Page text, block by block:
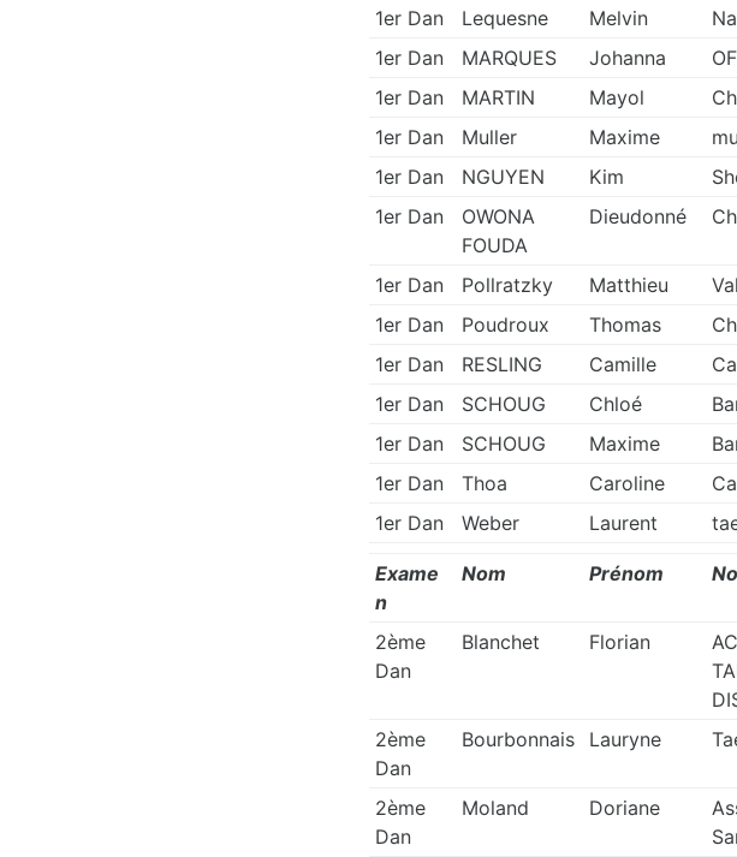
1er Dan
Lequesne Melvin
1er Dan
MARQUES Johanna
1er Dan
MARTIN Mayol
1er Dan
Muller Maxime
1er Dan
NGUYEN Kim
1er Dan
OWONA
FOUDA
Dieudonné
1er Dan Pollratzky Matthieu
1er Dan
Poudroux Thomas
1er Dan
RESLING Camille
1er Dan
SCHOUG Chloé
1er Dan
SCHOUG Maxime
1er Dan
Thoa Caroline
1er Dan
Weber Laurent
Exame
n
Nom Prénom
2ème
Dan
Blanchet Florian
2ème
Dan
Bourbonnais Lauryne
2ème
Dan
Moland Doriane